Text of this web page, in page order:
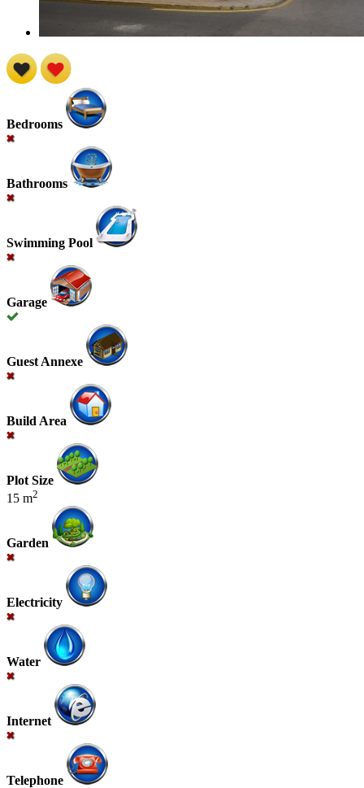
Bedrooms
Bathrooms
Swimming Pool
Garage
Guest Annexe
Build Area
Plot Size
15 m2
Garden
Electricity
Water
Internet
Telephone